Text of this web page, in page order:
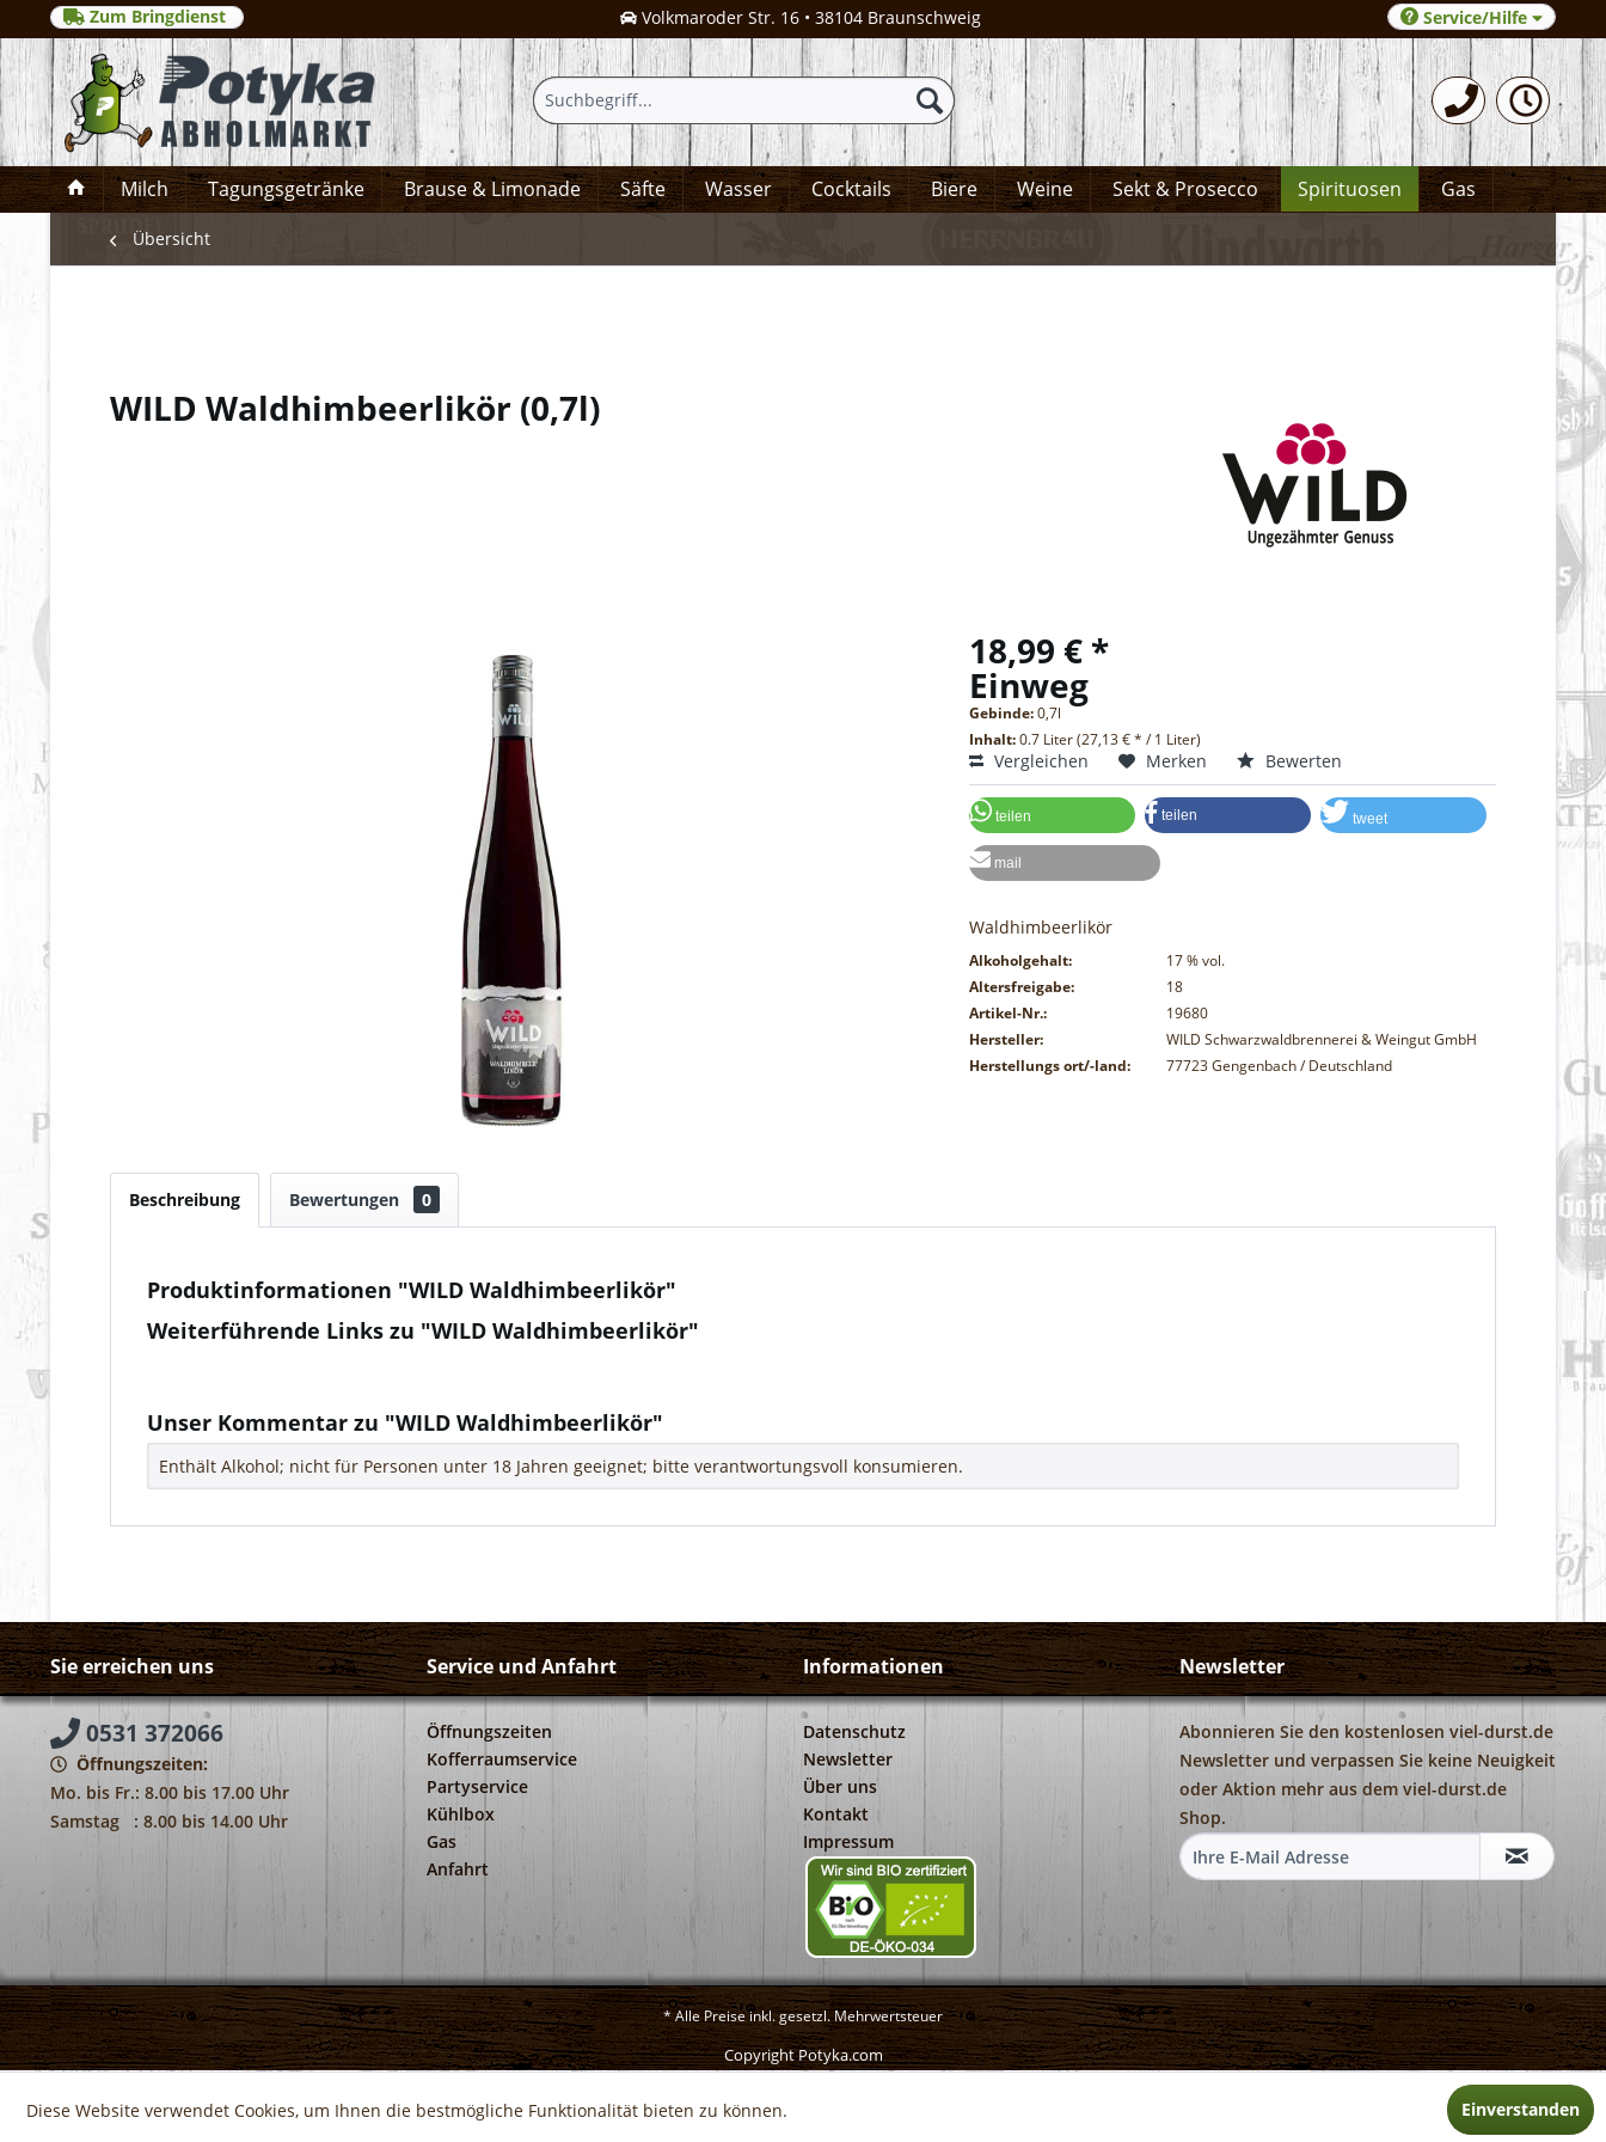
Zum Bringdienst Volkmaroder Str. 16 • 38104 Braunschweig 0531-372066
Service/Hilfe
Milch Tagungsgetränke Brause & Limonade Säfte Wasser Cocktails Biere Weine Sekt & Prosecco Spirituosen Gas
Übersicht
WILD Waldhimbeerlikör (0,7l)
18,99 € *
Einweg
Gebinde:0,7l
Inhalt:0.7 Liter (27,13 € * / 1 Liter)
Vergleichen Merken Bewerten
teilen teilen tweet
mail
Waldhimbeerlikör
Alkoholgehalt: 17% vol.
Altersfreigabe:
18
Artikel-Nr.:
19680
Hersteller:
WILD Schwarzwaldbrennerei & Weingut GmbH
Herstellungs ort/-land:
77723 Gengenbach / Deutschland
Beschreibung Bewertungen 0
Produktinformationen "WILD Waldhimbeerlikör"
Weiterführende Links zu "WILD Waldhimbeerlikör"
Unser Kommentar zu "WILD Waldhimbeerlikör"
Enthält Alkohol; nicht für Personen unter 18 Jahren geeignet; bitte verantwortungsvoll konsumieren.
Sie erreichen uns
0531 372066
Öffnungszeiten:
Mo. bis Fr.: 8.00 bis 17.00 Uhr
Samstag : 8.00 bis 14.00 Uhr
Service und Anfahrt
Öffnungszeiten
Kofferraumservice
Partyservice
Kühlbox
Gas
Anfahrt
Informationen
Datenschutz
Newsletter
Über uns
Kontakt
Impressum
Newsletter
Abonnieren Sie den kostenlosen viel-durst.de
Newsletter und verpassen Sie keine Neuigkeit
oder Aktion mehr aus dem viel-durst.de
Shop.
* Alle Preise inkl. gesetzl. Mehrwertsteuer
Copyright Potyka.com
Diese Website verwendet Cookies, um Ihnen die bestmögliche Funktionalität bieten zu können. Einverstanden